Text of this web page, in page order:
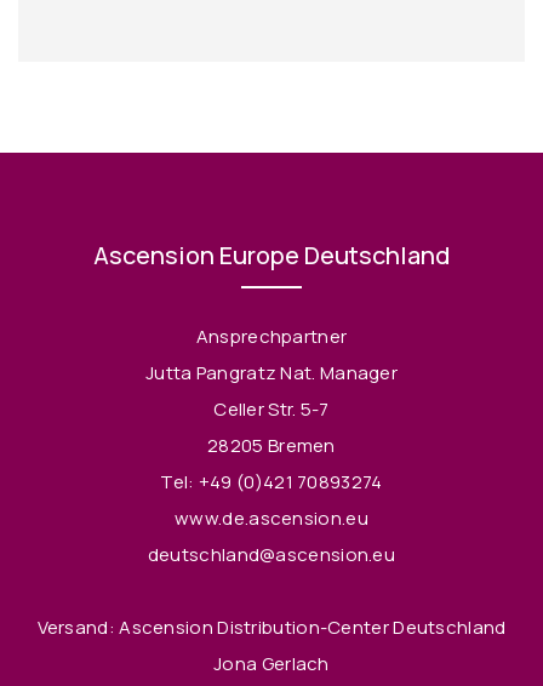
Ascension Europe Deutschland
Ansprechpartner
Jutta Pangratz Nat. Manager
Celler Str. 5-7
28205 Bremen
Tel: +49 (0)421 70893274
www.de.ascension.eu
deutschland@ascension.eu
Versand: Ascension Distribution-Center Deutschland
Jona Gerlach